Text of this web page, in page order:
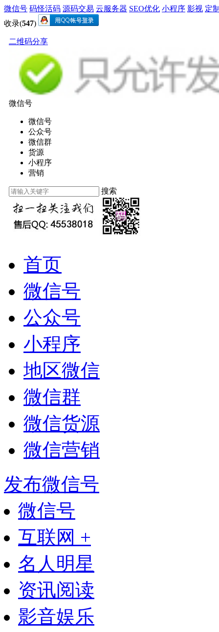
微信号 码怪活码 源码交易 云服务器 SEO优化 小程序 影视 定
收录(547)
二维码分享
微信号
微信号
公众号
微信群
货源
小程序
营销
搜索
首页
微信号
公众号
小程序
地区微信
微信群
微信货源
微信营销
发布微信号
微信号
互联网 +
名人明星
资讯阅读
影音娱乐